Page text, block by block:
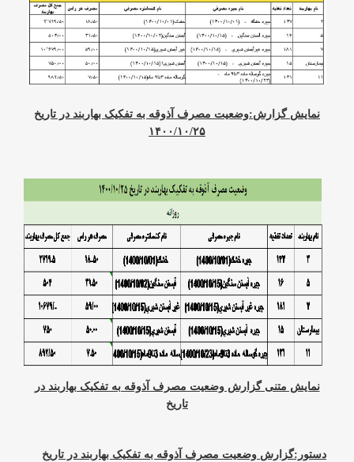
نمایش گزارش:وضعیت مصرف آذوقه به تفکیک بهاربند در تاریخ
۱۴۰۰/۱۰/۲۵
نمایش متنی گزارش وضعیت مصرف آذوقه به تفکیک بهاربند در
تاریخ
دستور:گزارش وضعیت مصرف آذوقه به تفکیک بهاربند در تاریخ